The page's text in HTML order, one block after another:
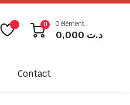
0 0 élément
د.ت
Contact